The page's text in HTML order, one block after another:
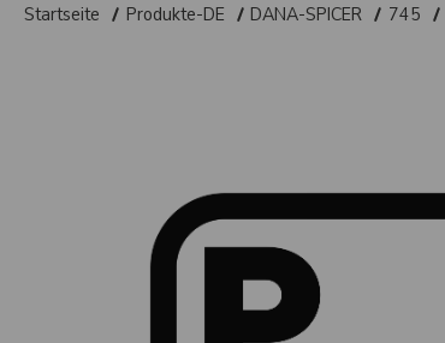
Startseite Produkte-DE DANA-SPICER 745